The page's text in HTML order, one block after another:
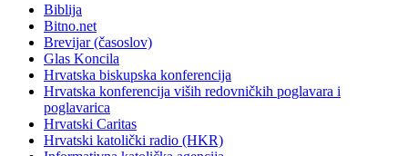
Biblija
Bitno.net
Brevijar (časoslov)
Glas Koncila
Hrvatska biskupska konferencija
Hrvatska konferencija viših redovničkih poglavara i
poglavarica
Hrvatski Caritas
Hrvatski katolički radio (HKR)